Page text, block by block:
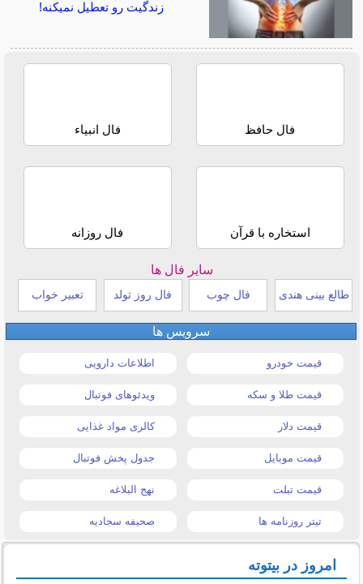
زندگیت رو تعطیل نمیکنه!
فال حافظ فال انبیاء
استخاره با قرآن فال روزانه
سایر فال ها
طالع بینی هندی فال چوب فال روز تولد تعبیر خواب
سرویس ها
قیمت خودرو اطلاعات دارویی
قیمت طلا و سکه ویدئوهای فوتبال
قیمت دلار کالری مواد غذایی
قیمت موبایل جدول پخش فوتبال
قیمت تبلت نهج البلاغه
تیتر روزنامه ها صحیفه سجادیه
امروز در بیتوته